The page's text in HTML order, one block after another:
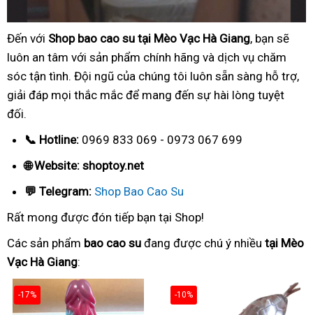
Đến với Shop bao cao su tại Mèo Vạc Hà Giang, bạn sẽ
luôn an tâm với sản phẩm chính hãng và dịch vụ chăm
sóc tận tình. Đội ngũ của chúng tôi luôn sẵn sàng hỗ trợ,
giải đáp mọi thắc mắc để mang đến sự hài lòng tuyệt
đối.
📞 Hotline: 0969 833 069 - 0973 067 699
🌐 Website: shoptoy.net
💬 Telegram: Shop Bao Cao Su
Rất mong được đón tiếp bạn tại Shop!
Các sản phẩm bao cao su đang được chú ý nhiều tại Mèo
Vạc Hà Giang:
-17% -10%